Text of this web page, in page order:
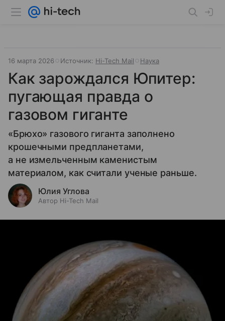
16 марта 2026 Источник: Hi-Tech Mail Наука
Как зарождался Юпитер:
пугающая правда о
газовом гиганте
«Брюхо» газового гиганта заполнено
крошечными предпланетами,
а не измельченным каменистым
материалом, как считали ученые раньше.
Юлия Углова
Автор Hi-Tech Mail